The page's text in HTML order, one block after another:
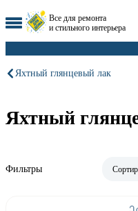
Все для ремонта
и стильного интерьера
Яхтный глянцевый лак
Яхтный
Фильтры